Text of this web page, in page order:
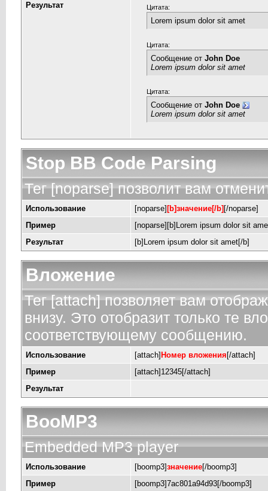
Результат Цитата:
Lorem ipsum dolor sit amet
Цитата:
Сообщение от John Doe
Lorem ipsum dolor sit amet
Цитата:
Сообщение от John Doe
Lorem ipsum dolor sit amet
Stop BB Code Parsing
Тег [noparse] позволит вам
Использование [noparse] [b]значение[/b] [/noparse]
Пример
[noparse][b]Lorem ipsum dolor sit
Результат
[b]Lorem ipsum dolor sit amet[/b]
Вложение
Тег [attach] позволяет вам
внизу. Это отобразит только те
соответствующему сообщению.
Использование [attach] Номер вложения [/attach]
Пример
[attach]12345[/attach]
Результат
BooMP3
Embedded MP3 player
Использование [boomp3]значение[/boomp3]
Пример
[boomp3]7ac801a94d93[/boomp3]